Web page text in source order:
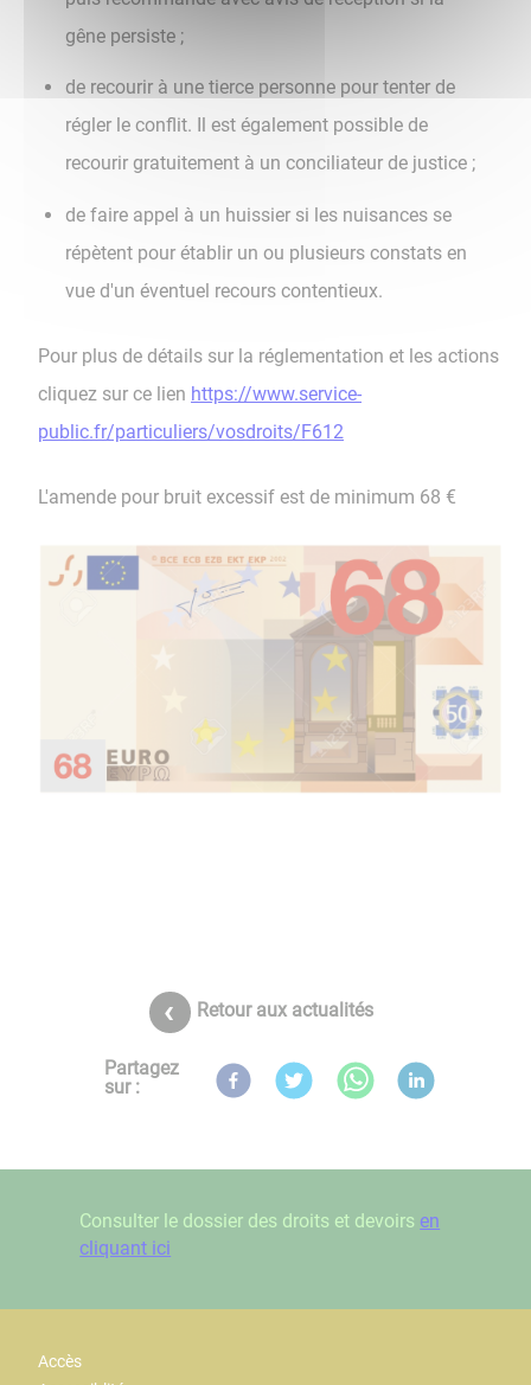
gêne persiste ;
de recourir à une tierce personne pour tenter de
régler le conflit. Il est également possible de
recourir gratuitement à un conciliateur de justice ;
de faire appel à un huissier si les nuisances se
répètent pour établir un ou plusieurs constats en
vue d'un éventuel recours contentieux.
Pour plus de détails sur la réglementation et les actions
cliquez sur ce lien https://www.service-
public.fr/particuliers/vosdroits/F612
L'amende pour bruit excessif est de minimum 68 €
Retour aux actualités
Partagez
sur :
Consulter le dossier des droits et devoirs en
cliquant ici
Accès